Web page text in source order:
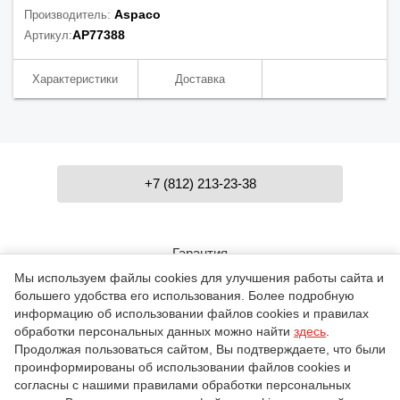
Производитель: Aspaco
Артикул:AP77388
Характеристики Доставка
+7 (812) 213-23-38
Гарантия
Контакты
О компании
Мы используем файлы cookies для улучшения работы сайта и
большего удобства его использования. Более подробную
информацию об использовании файлов cookies и правилах
обработки персональных данных можно найти здесь
Продолжая пользоваться сайтом, Вы подтверждаете, что были
проинформированы об использовании файлов cookies и
согласны с нашими правилами обработки персональных